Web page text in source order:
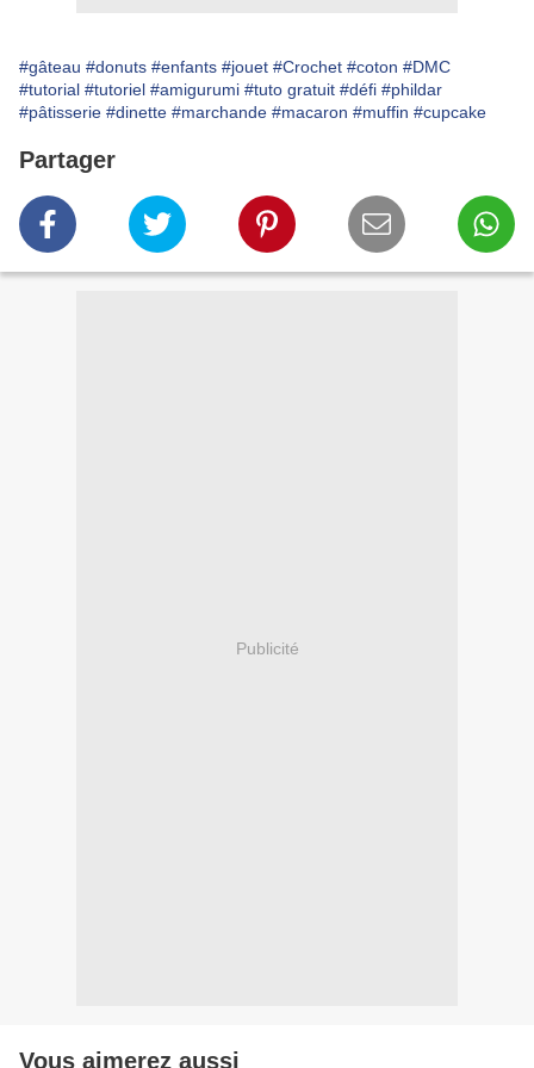
#gâteau #donuts #enfants #jouet #Crochet #coton #DMC
#tutorial #tutoriel #amigurumi #tuto gratuit #défi #phildar
#pâtisserie #dinette #marchande #macaron #muffin #cupcake
Partager
Publicité
Vous aimerez aussi